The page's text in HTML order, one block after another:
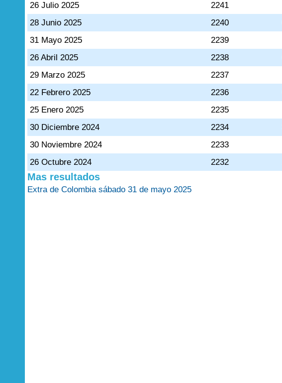
26 Julio 2025
2241
28 Junio 2025
2240
31 Mayo 2025
2239
26 Abril 2025
2238
29 Marzo 2025
2237
22 Febrero 2025
2236
25 Enero 2025
2235
30 Diciembre 2024
2234
30 Noviembre 2024
2233
26 Octubre 2024
2232
Mas resultados
Extra de Colombia sábado 31 de mayo 2025